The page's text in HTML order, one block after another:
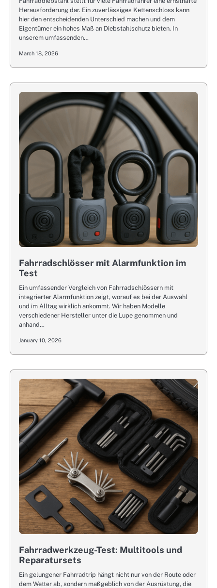
Herausforderung dar. Ein zuverlässiges Kettenschloss kann
hier den entscheidenden Unterschied machen und dem
Eigentümer ein hohes Maß an Diebstahlschutz bieten. In
unserem umfassenden…
March 18, 2026
Fahrradschlösser mit Alarmfunktion im
Test
Ein umfassender Vergleich von Fahrradschlössern mit
integrierter Alarmfunktion zeigt, worauf es bei der Auswahl
und im Alltag wirklich ankommt. Wir haben Modelle
verschiedener Hersteller unter die Lupe genommen und
anhand…
January 10, 2026
Fahrradwerkzeug-Test: Multitools und
Reparatursets
Ein gelungener Fahrradtrip hängt nicht nur von der Route oder
dem Wetter ab, sondern maßgeblich von der Ausrüstung, die